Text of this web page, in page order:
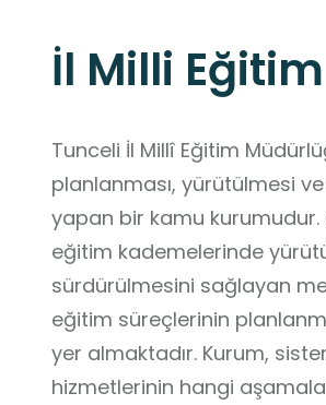
İl Milli
Tunceli İl Millî Eğitim
planlanması, yürütülmesi
yapan bir kamu
eğitim kademelerinde
sürdürülmesini sağlayan
eğitim süreçlerinin
yer almaktadır. Kurum,
hizmetlerinin hangi